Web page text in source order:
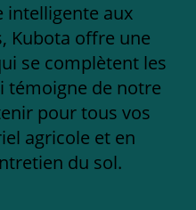
intelligente aux
Kubota offre une
se complètent les
témoigne de notre
pour tous vos
agricole et en
du sol.